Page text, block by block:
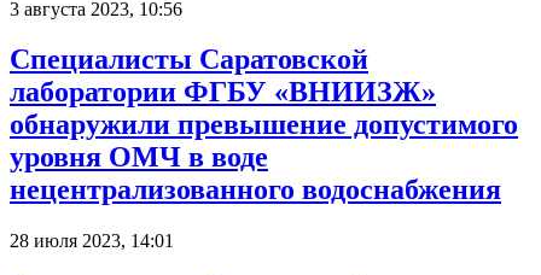
3 августа 2023, 10:56
Специалисты Саратовской
лаборатории ФГБУ «ВНИИЗЖ»
обнаружили превышение допустимого
уровня ОМЧ в воде
нецентрализованного водоснабжения
28 июля 2023, 14:01